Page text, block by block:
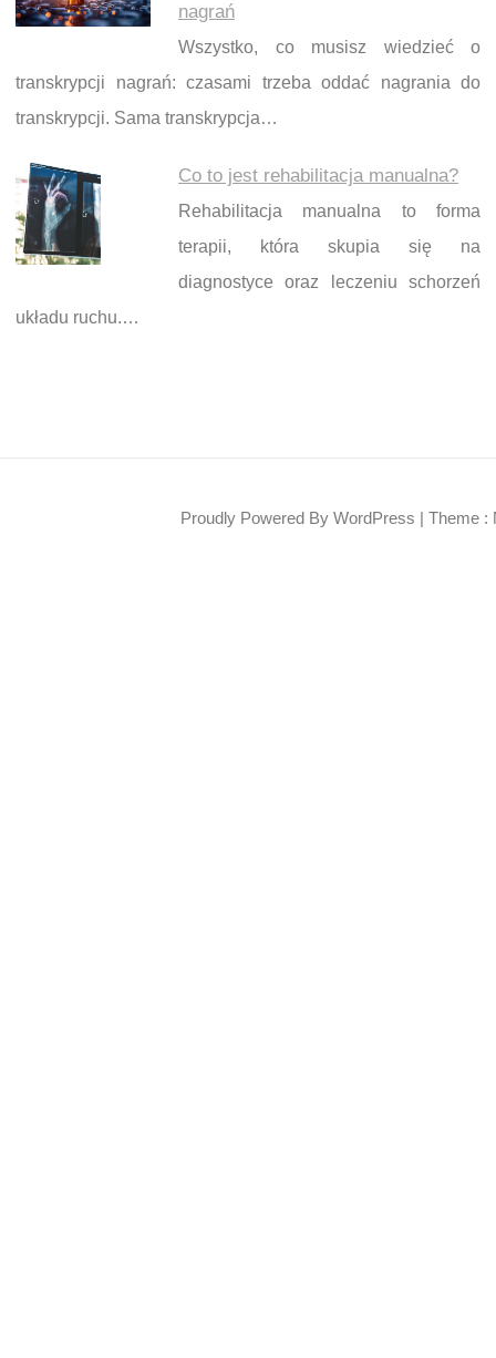
nagrań
Wszystko, co musisz wiedzieć o
transkrypcji nagrań: czasami trzeba oddać nagrania do
transkrypcji. Sama transkrypcja…
Co to jest rehabilitacja manualna?
Rehabilitacja manualna to forma
terapii, która skupia się na
diagnostyce oraz leczeniu schorzeń
układu ruchu.…
Proudly Powered By WordPress | Theme :